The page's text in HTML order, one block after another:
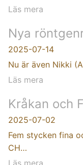
Läs mera
Nya
2025-07-14
Nu är även Nikki
Läs mera
Kråkan och
2025-07-02
Fem stycken fina
CH…
Läs mera